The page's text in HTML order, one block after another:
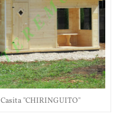
Casita "CHIRINGUITO"